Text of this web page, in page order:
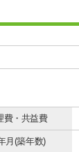
費・共益費
月(築年数)